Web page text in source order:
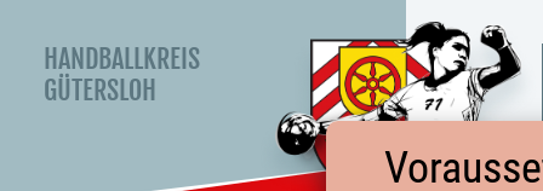
HANDBALLKREIS
GÜTERSLOH